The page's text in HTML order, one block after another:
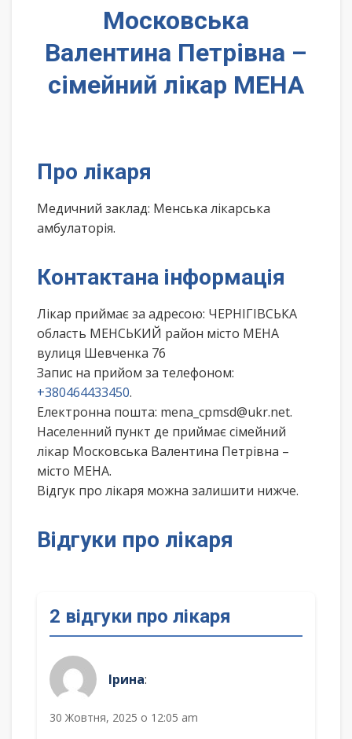
Московська
Валентина Петрівна –
сімейний лікар МЕНА
Про лікаря
Медичний заклад: Менська лікарська
амбулаторія.
Контактана інформація
Лікар приймає за адресою: ЧЕРНІГІВСЬКА
область МЕНСЬКИЙ район місто МЕНА
вулиця Шевченка 76
Запис на прийом за телефоном:
+380464433450.
Електронна пошта: mena_cpmsd@ukr.net.
Населенний пункт де приймає сімейний
лікар Московська Валентина Петрівна –
місто МЕНА.
Відгук про лікаря можна залишити нижче.
Відгуки про лікаря
2 відгуки про лікаря
Ірина:
30 Жовтня, 2025 о 12:05 am